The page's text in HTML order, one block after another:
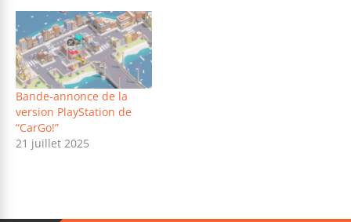
Bande-annonce de la
version PlayStation de
“CarGo!”
21 juillet 2025